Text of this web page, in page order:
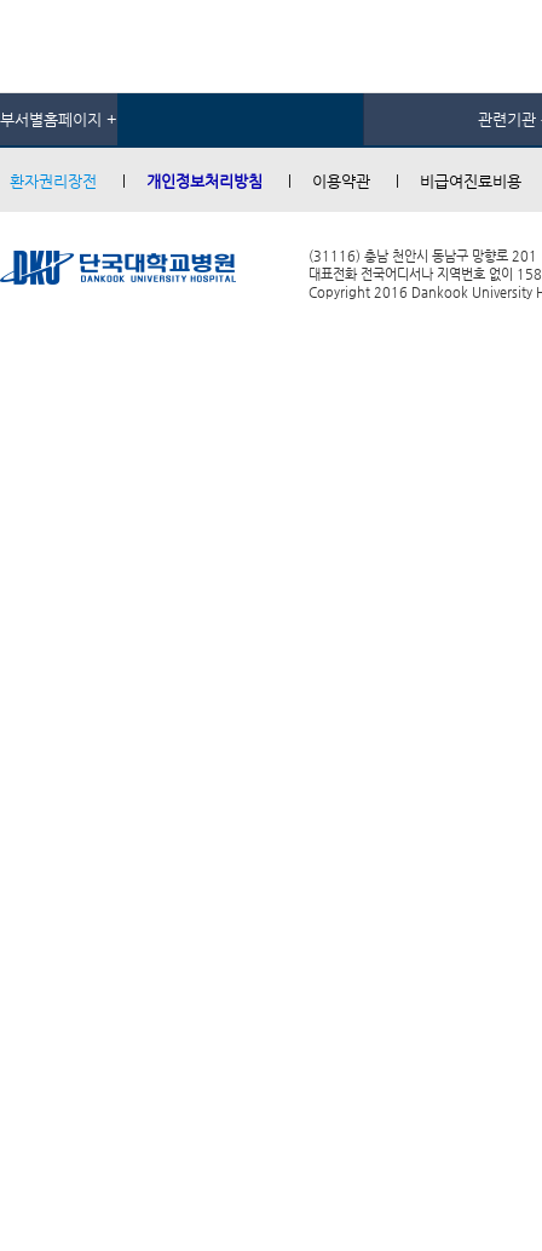
부서별홈페이지 + 관련기관
환자권리장전 개인정보처리방침 이용약관 비급여진료비용
(31116) 충남 천안시 동남구 망향로 201
대표전화 전국어디서나 지역번호 없이
Copyright 2016 Dankook University